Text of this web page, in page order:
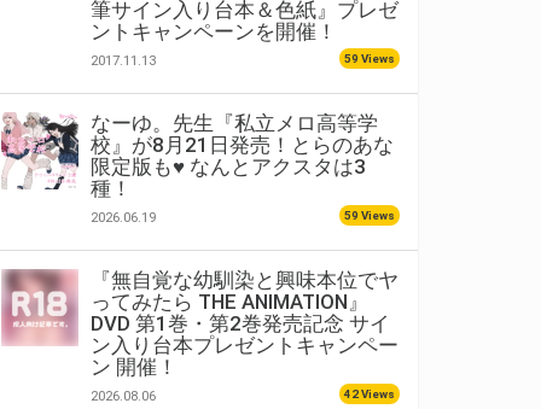
筆サイン入り台本＆色紙』プレゼ
ントキャンペーンを開催！
2017.11.13 59 Views
なーゆ。先生『私立メロ高等学
校』が8月21日発売！とらのあな
限定版も♥ なんとアクスタは3
種！
2026.06.19 59 Views
『無自覚な幼馴染と興味本位でヤ
ってみたら THE ANIMATION』
DVD 第1巻・第2巻発売記念 サイ
ン入り台本プレゼントキャンペー
ン 開催！
2026.08.06 42 Views